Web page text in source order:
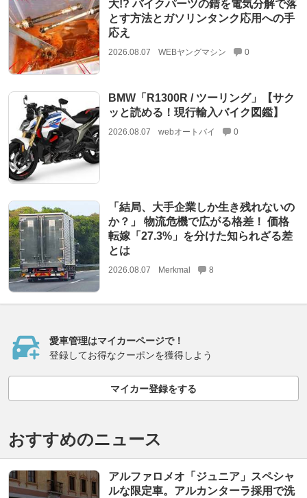
大!? バイクパーツの錆を電気分解で落
とす方法とガソリンタンク応用への手
応え
2026.08.07 WEBヤングマシン 0
BMW「R1300R / ツーリング」【サク
ッと読める！現行輸入バイク図鑑】
2026.08.07 webオートバイ 0
「結局、大手企業しか生き残れないの
か？」 物流危機で広がる格差！ 価格
転嫁「27.3%」を分けた知られざる差
とは
2026.08.07 Merkmal 8
愛車管理はマイカーページで！
登録してお得なクーポンを獲得しよう
マイカー登録をする
おすすめのニュース
アルファロメオ「ジュニア」スペシャ
ルな限定車。アルカンターラ採用で洗